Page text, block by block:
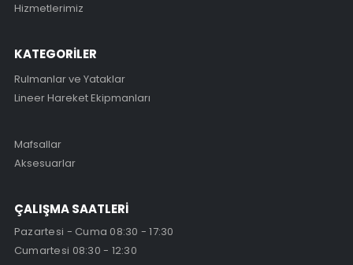
Hizmetlerimiz
KATEGORİLER
Rulmanlar ve Yataklar
Lineer Hareket Ekipmanları
Mafsallar
Aksesuarlar
ÇALIŞMA SAATLERİ
Pazartesi - Cuma 08:30 - 17:30
Cumartesi 08:30 - 12:30